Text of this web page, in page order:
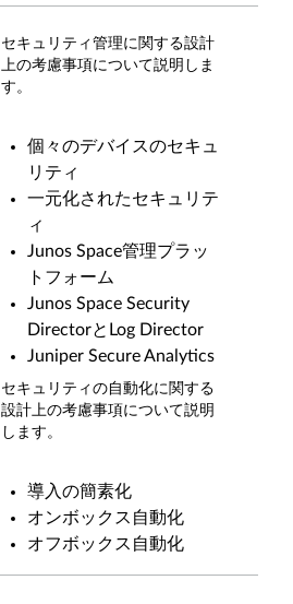
セキュリティ管理に関する設計
上の考慮事項について説明しま
す。
個々のデバイスのセキュ
リティ
一元化されたセキュリテ
ィ
Junos Space管理プラッ
トフォーム
Junos Space Security
DirectorとLog Director
Juniper Secure Analytics
セキュリティの自動化に関する
設計上の考慮事項について説明
します。
導入の簡素化
オンボックス自動化
オフボックス自動化